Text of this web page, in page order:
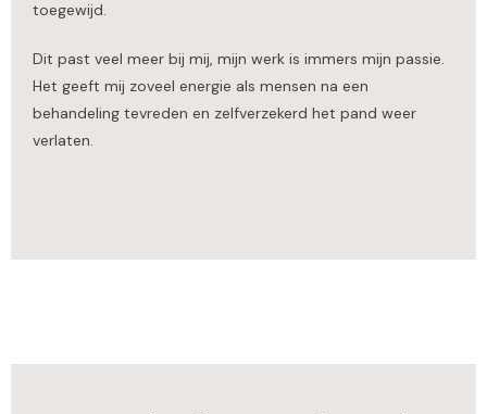
toegewijd.
Dit past veel meer bij mij, mijn werk is immers mijn passie.
Het geeft mij zoveel energie als mensen na een
behandeling tevreden en zelfverzekerd het pand weer
verlaten.